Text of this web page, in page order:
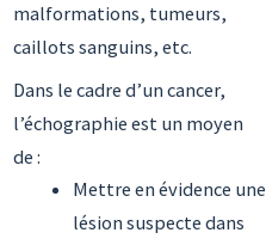
malformations, tumeurs,
caillots sanguins, etc.
Dans le cadre d’un cancer,
l’échographie est un moyen
de :
Mettre en évidence une
lésion suspecte dans